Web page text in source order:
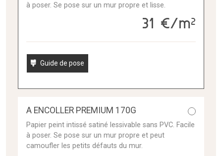
à poser. Se pose sur un mur propre et lisse.
31 €/m²
Guide de pose
A ENCOLLER PREMIUM 170G
Papier peint intissé satiné lessivable sans PVC. Facile
à poser. Se pose sur un mur propre et peut
camoufler les petits défauts du mur.